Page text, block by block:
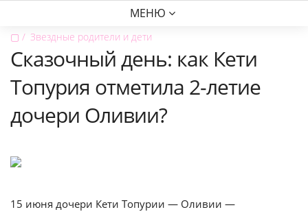
МЕНЮ
▢ Звездные родители и дети
Сказочный день: как Кети
Топурия отметила 2-летие
дочери Оливии?
15 июня дочери Кети Топурии — Оливии —